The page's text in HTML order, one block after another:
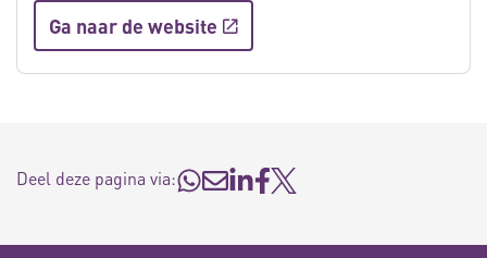
Ga naar de website
Deel deze pagina via: